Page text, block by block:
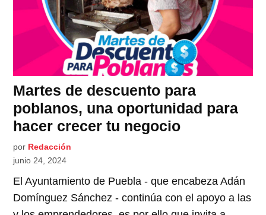
Martes de descuento para
poblanos, una oportunidad para
hacer crecer tu negocio
por Redacción
junio 24, 2024
El Ayuntamiento de Puebla - que encabeza Adán
Domínguez Sánchez - continúa con el apoyo a las